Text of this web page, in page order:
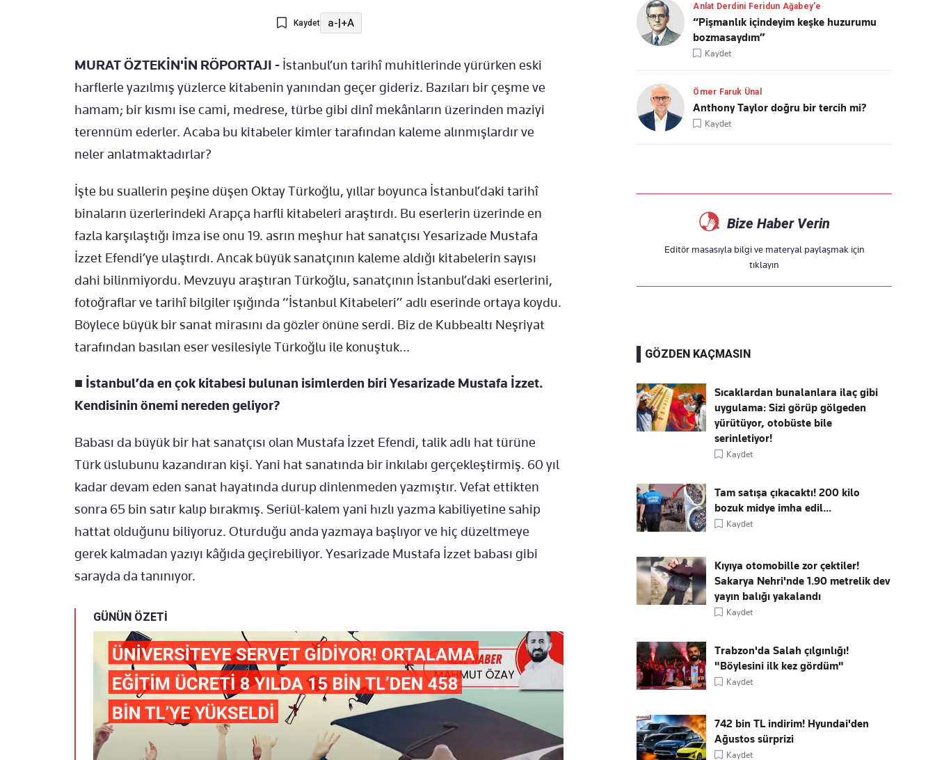
Kaydet a-|+A
MURAT ÖZTEKİN'İN RÖPORTAJI - İstanbul’un tarihî muhitlerinde yürürken eski
harflerle yazılmış yüzlerce kitabenin yanından geçer gideriz. Bazıları bir çeşme ve
hamam; bir kısmı ise cami, medrese, türbe gibi dinî mekânların üzerinden maziyi
terennüm ederler. Acaba bu kitabeler kimler tarafından kaleme alınmışlardır ve
neler anlatmaktadırlar?
İşte bu suallerin peşine düşen Oktay Türkoğlu, yıllar boyunca İstanbul’daki tarihî
binaların üzerlerindeki Arapça harfli kitabeleri araştırdı. Bu eserlerin üzerinde en
fazla karşılaştığı imza ise onu 19. asrın meşhur hat sanatçısı Yesarizade Mustafa
İzzet Efendi’ye ulaştırdı. Ancak büyük sanatçının kaleme aldığı kitabelerin sayısı
dahi bilinmiyordu. Mevzuyu araştıran Türkoğlu, sanatçının İstanbul’daki eserlerini,
fotoğraflar ve tarihî bilgiler ışığında “İstanbul Kitabeleri” adlı eserinde ortaya koydu.
Böylece büyük bir sanat mirasını da gözler önüne serdi. Biz de Kubbealtı Neşriyat
tarafından basılan eser vesilesiyle Türkoğlu ile konuştuk…
■ İstanbul’da en çok kitabesi bulunan isimlerden biri Yesarizade Mustafa İzzet.
Kendisinin önemi nereden geliyor?
Babası da büyük bir hat sanatçısı olan Mustafa İzzet Efendi, talik adlı hat türüne
Türk üslubunu kazandıran kişi. Yani hat sanatında bir inkılabı gerçekleştirmiş. 60 yıl
kadar devam eden sanat hayatında durup dinlenmeden yazmıştır. Vefat ettikten
sonra 65 bin satır kalıp bırakmış. Seriül-kalem yani hızlı yazma kabiliyetine sahip
hattat olduğunu biliyoruz. Oturduğu anda yazmaya başlıyor ve hiç düzeltmeye
gerek kalmadan yazıyı kâğıda geçirebiliyor. Yesarizade Mustafa İzzet babası gibi
sarayda da tanınıyor.
GÜNÜN ÖZETİ
Anlat Derdini Feridun Ağabey'e
“Pişmanlık içindeyim keşke huzurumu
bozmasaydım”
Kaydet
Ömer Faruk Ünal
Anthony Taylor doğru bir tercih mi?
Kaydet
Bize Haber Verin
Editör masasıyla bilgi ve materyal paylaşmak için
tıklayın
GÖZDEN KAÇMASIN
Sıcaklardan bunalanlara ilaç gibi
uygulama: Sizi görüp gölgeden
yürütüyor, otobüste bile
serinletiyor!
Kaydet
Tam satışa çıkacaktı! 200 kilo
bozuk midye imha edil...
Kaydet
Kıyıya otomobille zor çektiler!
Sakarya Nehri'nde 1.90 metrelik dev
yayın balığı yakalandı
Kaydet
Trabzon'da Salah çılgınlığı!
"Böylesini ilk kez gördüm"
Kaydet
742 bin TL indirim! Hyundai'den
Ağustos sürprizi
Kaydet